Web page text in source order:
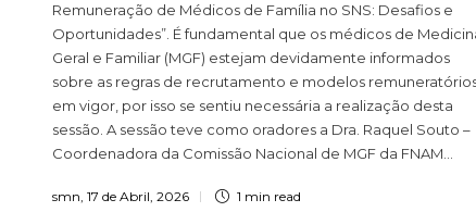
Remuneração de Médicos de Família no SNS: Desafios e
Oportunidades”. É fundamental que os médicos de
Geral e Familiar (MGF) estejam devidamente informados
sobre as regras de recrutamento e modelos
em vigor, por isso se sentiu necessária a realização desta
sessão. A sessão teve como oradores a Dra. Raquel Souto –
Coordenadora da Comissão Nacional de MGF da FNAM...
smn, 17 de Abril, 2026 1 min read